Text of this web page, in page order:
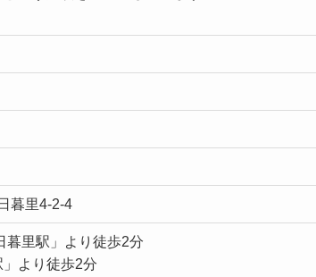
暮里4-2-4
暮里駅」より徒歩2分
より徒歩2分